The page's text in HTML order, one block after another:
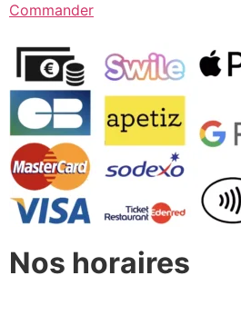
Commander
Nos horaires